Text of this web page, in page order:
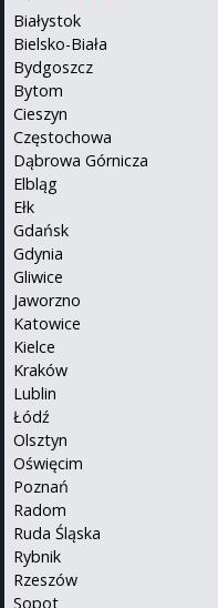
Białystok
Bielsko-Biała
Bydgoszcz
Bytom
Cieszyn
Częstochowa
Dąbrowa Górnicza
Elbląg
Ełk
Gdańsk
Gdynia
Gliwice
Jaworzno
Katowice
Kielce
Kraków
Lublin
Łódź
Olsztyn
Oświęcim
Poznań
Radom
Ruda Śląska
Rybnik
Rzeszów
Sopot